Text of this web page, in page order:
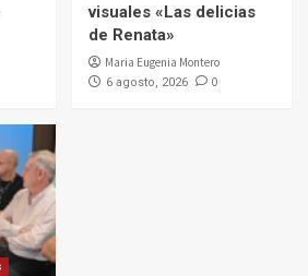
visuales «Las delicias
de Renata»
Maria Eugenia Montero
6 agosto, 2026 0